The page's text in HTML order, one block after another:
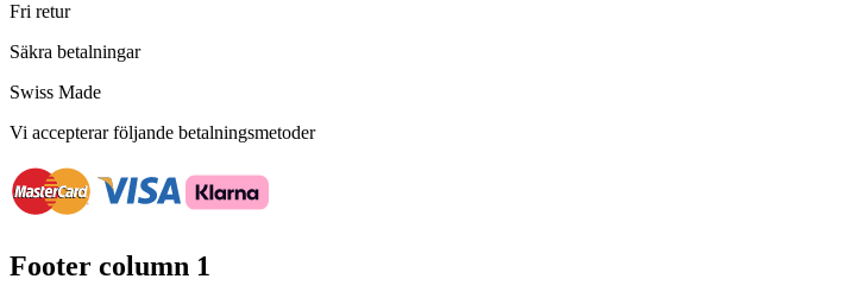
Fri retur
Säkra betalningar
Swiss Made
Vi accepterar följande betalningsmetoder
Footer column 1